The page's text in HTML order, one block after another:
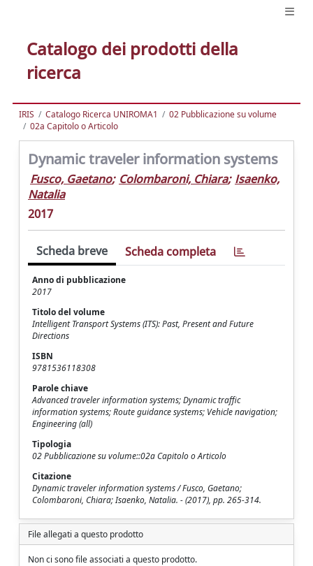
Catalogo dei prodotti della
ricerca
IRIS Catalogo Ricerca UNIROMA1
02 Pubblicazione su volume
02a Capitolo o Articolo
Dynamic traveler information systems
Fusco, Gaetano; Colombaroni, Chiara; Isaenko,
Natalia
2017
Scheda breve Scheda completa
Anno di pubblicazione
2017
Titolo del volume
Intelligent Transport Systems (ITS): Past, Present and Future
Directions
ISBN
9781536118308
Parole chiave
Advanced traveler information systems; Dynamic traffic
information systems; Route guidance systems; Vehicle navigation;
Engineering (all)
Tipologia
02 Pubblicazione su volume::02a Capitolo o Articolo
Citazione
Dynamic traveler information systems / Fusco, Gaetano;
Colombaroni, Chiara; Isaenko, Natalia. - (2017), pp. 265-314.
File allegati a questo prodotto
Non ci sono file associati a questo prodotto.